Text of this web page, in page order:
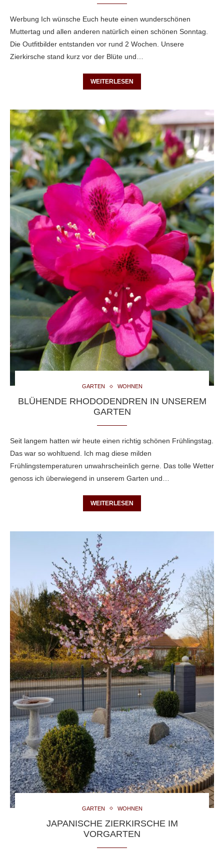
Werbung Ich wünsche Euch heute einen wunderschönen
Muttertag und allen anderen natürlich einen schönen Sonntag.
Die Outfitbilder entstanden vor rund 2 Wochen. Unsere
Zierkirsche stand kurz vor der Blüte und…
WEITERLESEN
GARTEN WOHNEN
BLÜHENDE RHODODENDREN IN UNSEREM
GARTEN
Seit langem hatten wir heute einen richtig schönen Frühlingstag.
Das war so wohltuend. Ich mag diese milden
Frühlingstemperaturen unwahrscheinlich gerne. Das tolle Wetter
genoss ich überwiegend in unserem Garten und…
WEITERLESEN
GARTEN WOHNEN
JAPANISCHE ZIERKIRSCHE IM
VORGARTEN